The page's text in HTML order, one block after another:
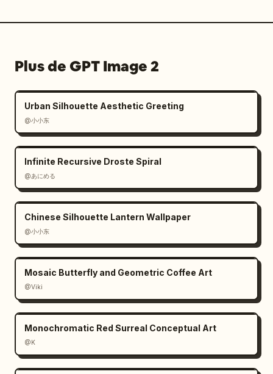
Plus de GPT Image 2
Urban Silhouette Aesthetic Greeting
@小小东
Infinite Recursive Droste Spiral
@あにめる
Chinese Silhouette Lantern Wallpaper
@小小东
Mosaic Butterfly and Geometric Coffee Art
@Viki
Monochromatic Red Surreal Conceptual Art
@K